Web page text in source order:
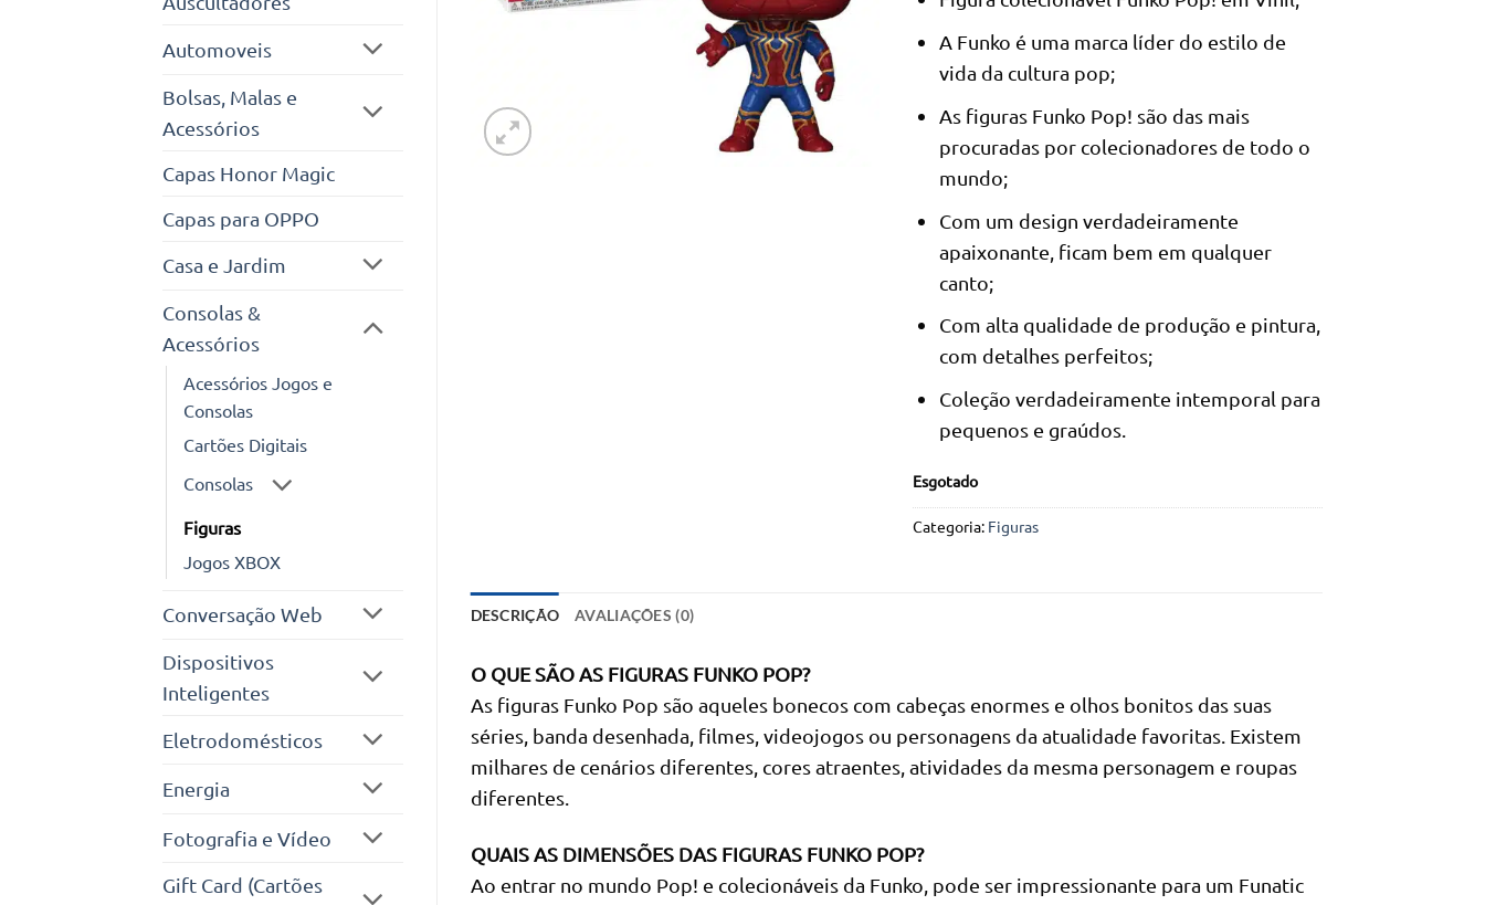
Automoveis
Bolsas, Malas e
Acessórios
Capas Honor Magic
Capas para OPPO
Casa e Jardim
Consolas &
Acessórios
Acessórios Jogos e
Consolas
Cartões Digitais
Consolas
Figuras
Jogos XBOX
Conversação Web
Dispositivos
Inteligentes
Eletrodomésticos
Energia
Fotografia e Vídeo
Gift Card (Cartões
A Funko é uma marca líder do estilo de
vida da cultura pop;
As figuras Funko Pop! são das mais
procuradas por colecionadores de todo o
mundo;
Com um design verdadeiramente
apaixonante, ficam bem em qualquer
canto;
Com alta qualidade de produção e pintura,
com detalhes perfeitos;
Coleção verdadeiramente intemporal para
pequenos e graúdos.
Esgotado
Categoria: Figuras
DESCRIÇÃO AVALIAÇÕES (0)
O QUE SÃO AS FIGURAS FUNKO POP?
As figuras Funko Pop são aqueles bonecos com cabeças enormes e olhos bonitos das suas
séries, banda desenhada, filmes, videojogos ou personagens da atualidade favoritas. Existem
milhares de cenários diferentes, cores atraentes, atividades da mesma personagem e roupas
diferentes.
QUAIS AS DIMENSÕES DAS FIGURAS FUNKO POP?
Ao entrar no mundo Pop! e colecionáveis da Funko, pode ser impressionante para um Funatic